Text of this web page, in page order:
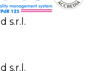
s.r.l.
s.r.l.